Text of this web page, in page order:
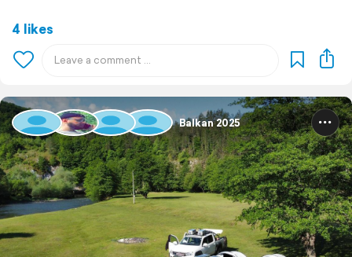
4 likes
Balkan 2025